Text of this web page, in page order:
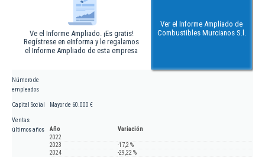
Ve el Informe Ampliado. ¡Es gratis!
Regístrese en eInforma y le regalamos
el Informe Ampliado de esta empresa
Ver el Informe Ampliado de
Combustibles Murcianos S.l.
Número de
empleados
Capital Social Mayor de 60.000 €
Ventas
últimos años
Año
Variación
2022
2023
-17,2 %
2024
-29,22 %